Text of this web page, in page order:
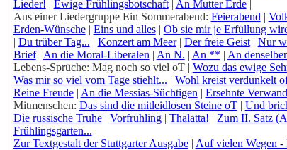
Lieder! | Ewige Frühlingsbotschaft| An Mutter Erde|
Aus einer Liedergruppe Ein Sommerabend: Feierabend |
Erden-Wünsche| Eins und alles| Ob sie mir je Erfüllung
| Du trüber Tag... | Konzert am Meer| Der freie Geist| Nur
Brief| An die Moral-Liberalen | An N. | An ** | An
Lebens-Sprüche: Mag noch so viel oT| Wozu das ewige
Was mir so viel vom Tage stiehlt... | Wohl kreist verdunkelt
Reine Freude| An die Messias-Süchtigen | Ersehnte
Mitmenschen: Das sind die mitleidlosen Steine oT| Und
Die russische Truhe| Vorfrühling| Thalatta! | Zum II. Satz
Frühlingsgarten...
Zur Textgestalt der Stuttgarter Ausgabe| Auf vielen Wegen